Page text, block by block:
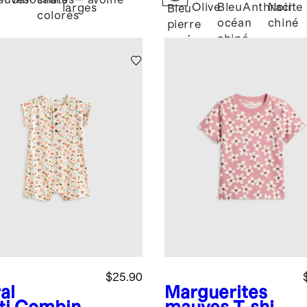
colorés
larges
Bleu
pierre
rosé
OliveBleu
océan
chiné
Anthracite
Noir
chiné
$25.90
Marguerites